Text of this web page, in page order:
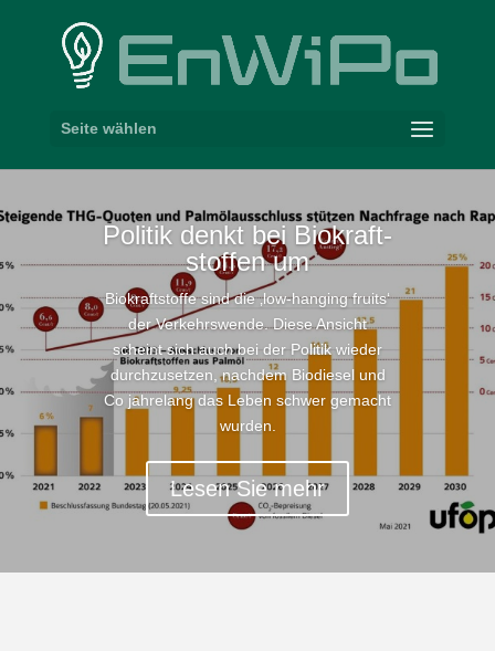
Seite wählen
Politik denkt bei Biokraft­
stoffen um
Biokraft­stoffe sind die ‚low-​hanging fruits‘
der Verkehrs­wende. Diese Ansicht
scheint sich auch bei der Politik wieder
durch­zu­setzen, nachdem Biodiesel und
Co jahrelang das Leben schwer gemacht
wurden.
Lesen Sie mehr